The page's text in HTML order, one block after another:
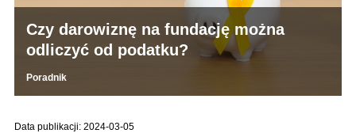
Czy darowiznę na fundację można
odliczyć od podatku?
Poradnik
Data publikacji: 2024-03-05